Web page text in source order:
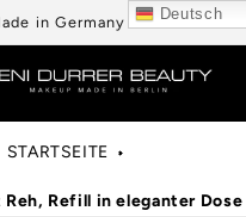
in Germany aus Berlin
STARTSEITE
Reh, Refill in eleganter Dose
Deutsch